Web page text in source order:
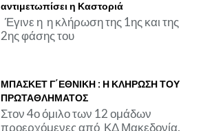
αντιμετωπίσει η Καστοριά
Έγινε η η κλήρωση της 1ης και της
2ης φάσης του
ΜΠΑΣΚΕΤ Γ΄ΕΘΝΙΚΗ : Η ΚΛΗΡΩΣΗ ΤΟΥ
ΠΡΩΤΑΘΛΗΜΑΤΟΣ
Στον 4ο όμιλο των 12 ομάδων
προερχόμενες από ΚΔ Μακεδονία,